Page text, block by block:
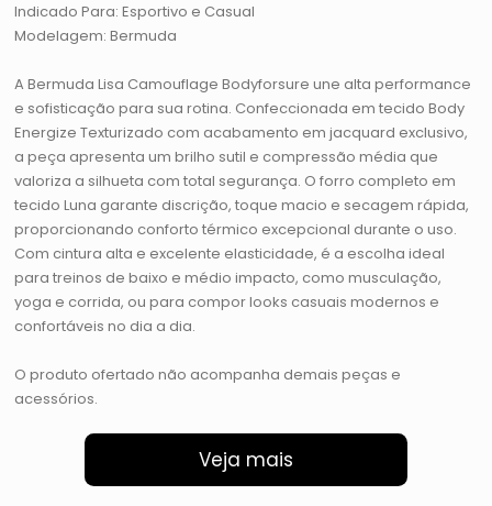
Indicado Para: Esportivo e Casual
Modelagem: Bermuda
A Bermuda Lisa Camouflage Bodyforsure une alta performance
e sofisticação para sua rotina. Confeccionada em tecido Body
Energize Texturizado com acabamento em jacquard exclusivo,
a peça apresenta um brilho sutil e compressão média que
valoriza a silhueta com total segurança. O forro completo em
tecido Luna garante discrição, toque macio e secagem rápida,
proporcionando conforto térmico excepcional durante o uso.
Com cintura alta e excelente elasticidade, é a escolha ideal
para treinos de baixo e médio impacto, como musculação,
yoga e corrida, ou para compor looks casuais modernos e
confortáveis no dia a dia.
O produto ofertado não acompanha demais peças e
acessórios.
Veja mais